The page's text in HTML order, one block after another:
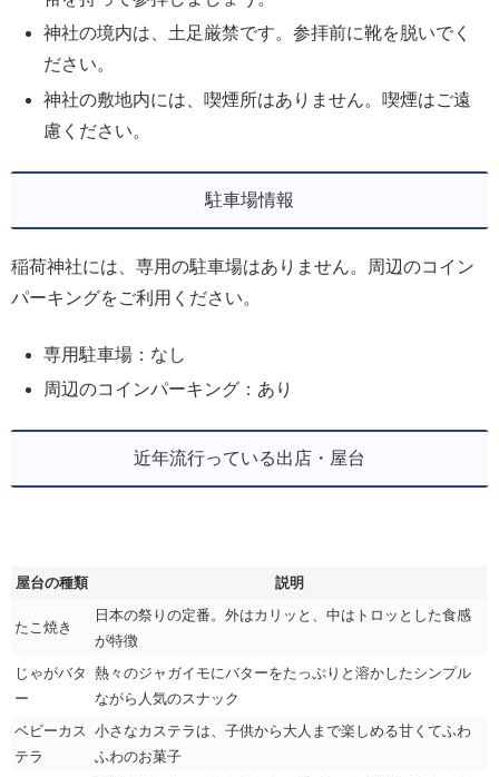
神社の境内は、土足厳禁です。参拝前に靴を脱いでく
ださい。
神社の敷地内には、喫煙所はありません。喫煙はご遠
慮ください。
駐車場情報
稲荷神社には、専用の駐車場はありません。周辺のコイン
パーキングをご利用ください。
専用駐車場：なし
周辺のコインパーキング：あり
近年流行っている出店・屋台
屋台の種類 説明
たこ焼き
日本の祭りの定番。外はカリッと、中はトロッとした食感
が特徴
じゃがバタ
ー
熱々のジャガイモにバターをたっぷりと溶かしたシンプル
ながら人気のスナック
ベビーカス
テラ
小さなカステラは、子供から大人まで楽しめる甘くてふわ
ふわのお菓子